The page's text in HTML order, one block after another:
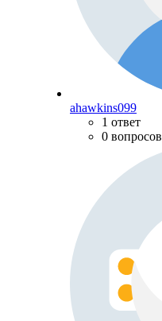
ahawkins099
1 ответ
0 вопросов